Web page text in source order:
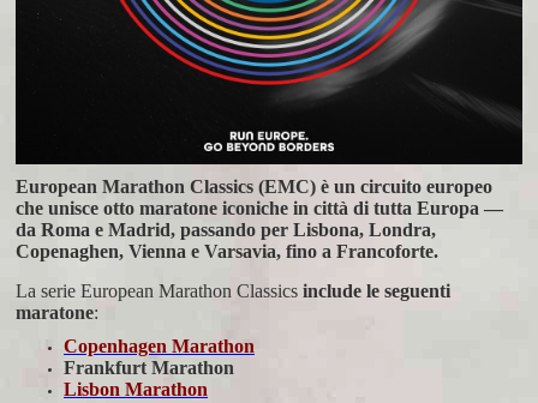
European Marathon Classics (EMC) è un circuito europeo
che unisce otto maratone iconiche in città di tutta Europa —
da Roma e Madrid, passando per Lisbona, Londra,
Copenaghen, Vienna e Varsavia, fino a Francoforte.
La serie European Marathon Classics include le seguenti
maratone:
Copenhagen Marathon
Frankfurt Marathon
Lisbon Marathon